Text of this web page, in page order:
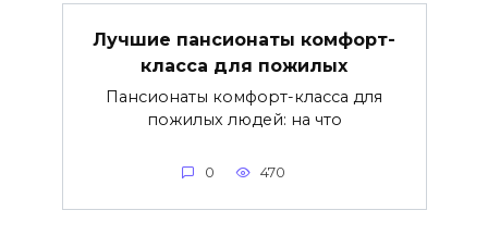
Лучшие пансионаты комфорт-
класса для пожилых
Пансионаты комфорт-класса для
пожилых людей: на что
0 470